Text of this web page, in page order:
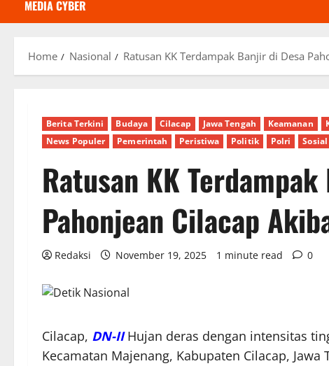
MEDIA CYBER
Home Nasional Ratusan KK Terdampak Banjir di Desa
Berita Terkini Budaya Cilacap Jawa Tengah Keamanan
News Populer
Pemerintah Peristiwa Politik Polri Sosial
Ratusan KK
Pahonjean Cilacap
Redaksi November 19, 2025 1 minute read 0
Cilacap, DN-IIHujan deras dengan intensitas
Kecamatan Majenang, Kabupaten Cilacap,